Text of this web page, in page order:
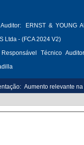
Auditor:
ERNST & YOUNG
Ltda - (FCA 2024 V2)
Responsável Técnico
Aumento relevante